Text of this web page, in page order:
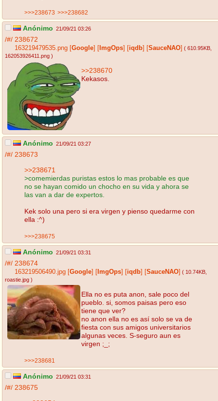
>>>238673 >>>238682
Anónimo 21/09/21 03:26
/#/ 238672
163219479535.png Google ImgOps iqdb SauceNAO ( 610.95KB
162053926411.png )
>>238670
Kekasos.
Anónimo 21/09/21 03:27
/#/ 238673
>>238671
>comemierdas puristas estos lo mas probable es que
no se hayan comido un chocho en su vida y ahora se
las van a dar de expertos.
Kek solo una pero si era virgen y pienso quedarme con
ella :^)
>>>238675
Anónimo 21/09/21 03:31
/#/ 238674
163219506490.jpg Google ImgOps iqdb SauceNAO ( 10.74KB
roastie.jpg )
Ella no es puta anon, sale poco del
pueblo. si, somos paisas pero eso
tiene que ver?
no anon ella no es así solo se va de
fiesta con sus amigos universitarios
algunas veces. S-seguro aun es
virgen ;_;
>>>238681
Anónimo 21/09/21 03:31
/#/ 238675